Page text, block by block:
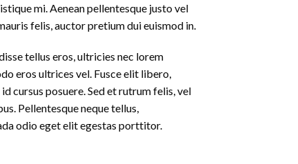
mi. Aenean pellentesque justo vel
felis, auctor pretium dui euismod in.
tellus eros, ultricies nec lorem
eros ultrices vel. Fusce elit libero,
cursus posuere. Sed et rutrum felis, vel
Pellentesque neque tellus,
odio eget elit egestas porttitor.